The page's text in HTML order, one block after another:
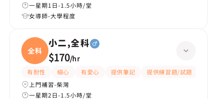
一星期1日-1.5小時/堂
女導師-大學程度
全科
小二,全科
$170/hr
有耐性 細心 有愛心 提供筆記 提供練習題/試題
上門補習-柴灣
一星期2日-1.5小時/堂